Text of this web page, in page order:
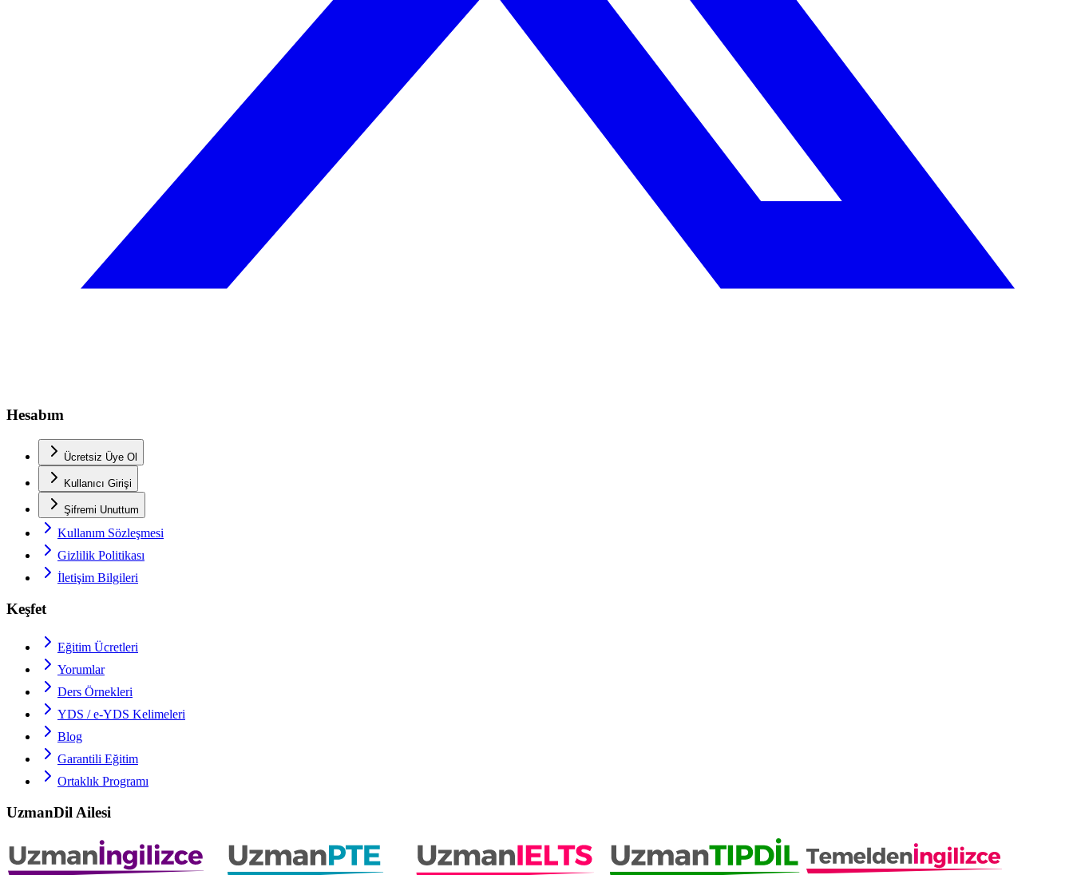
Hesabım
Ücretsiz Üye Ol
Kullanıcı Girişi
Şifremi Unuttum
Kullanım Sözleşmesi
Gizlilik Politikası
İletişim Bilgileri
Keşfet
Eğitim Ücretleri
Yorumlar
Ders Örnekleri
YDS / e-YDS Kelimeleri
Blog
Garantili Eğitim
Ortaklık Programı
UzmanDil Ailesi